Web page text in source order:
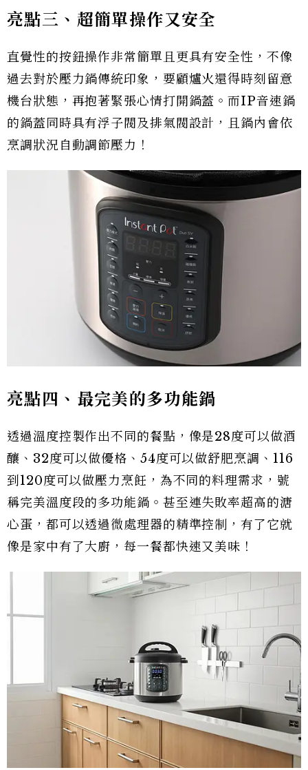
亮點三、超簡單操作又安全
直覺性的按鈕操作非常簡單且更具有安全性，不像
過去對於壓力鍋傳統印象，要顧爐火還得時刻留意
機台狀態，再抱著緊張心情打開鍋蓋。而IP音速鍋
的鍋蓋同時具有浮子閥及排氣閥設計，且鍋內會依
烹調狀況自動調節壓力！
亮點四、最完美的多功能鍋
透過溫度控製作出不同的餐點，像是28度可以做酒
釀、32度可以做優格、54度可以做舒肥烹調、116
到120度可以做壓力烹飪，為不同的料理需求，號
稱完美溫度段的多功能鍋。甚至連失敗率超高的溏
心蛋，都可以透過微處理器的精準控制，有了它就
像是家中有了大廚，每一餐都快速又美味！